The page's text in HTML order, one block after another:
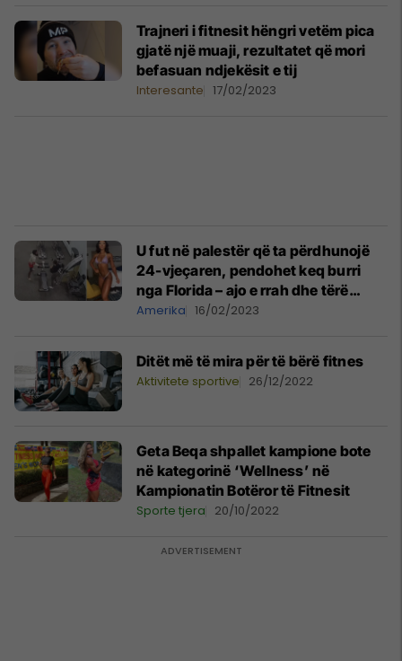
Trajneri i fitnesit hëngri vetëm pica
gjatë një muaji, rezultatet që mori
befasuan ndjekësit e tij
Interesante 17/02/2023
U fut në palestër që ta përdhunojë
24-vjeçaren, pendohet keq burri
nga Florida – ajo e rrah dhe tërë
ngjarja u filmua nga kamerat
Amerika 16/02/2023
Ditët më të mira për të bërë fitnes
Aktivitete sportive 26/12/2022
Geta Beqa shpallet kampione bote
në kategorinë ‘Wellness’ në
Kampionatin Botëror të Fitnesit
Sporte tjera 20/10/2022